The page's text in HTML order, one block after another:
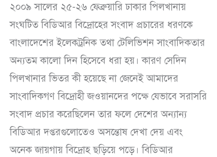
২০০৯ সালের ২৫-২৬ ফেব্রুয়ারি ঢাকার পিলখানায়
সংঘটিত বিডিআর বিদ্রোহের সংবাদ প্রচারের ধরণকে
বাংলাদেশের ইলেকট্রনিক তথা টেলিভিশন সাংবাদিকতার
অন্যতম কালো দিন হিসেবে ধরা হয়। কারণ সেদিন
পিলখানার ভিতর কী হয়েছে না জেনেই আমাদের
সাংবাদিকগণ বিদ্রোহী জওয়ানদের পক্ষে যেভাবে সরাসরি
সংবাদ প্রচার করেছিলেন তার ফলে দেশের অন্যান্য
বিডিআর দপ্তরগুলোতেও অসন্তোষ দেখা দেয় এবং
অনেক জায়গায় বিদ্রোহ ছড়িয়ে পড়ে। বিডিআর